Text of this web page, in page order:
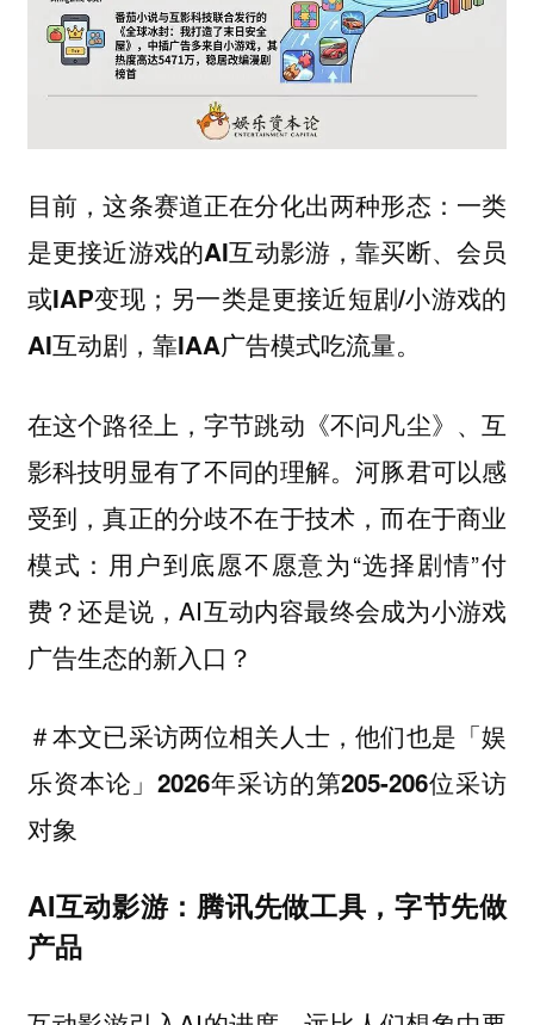
目前，这条赛道正在分化出两种形态： 一类
是更接近游戏的AI互动影游，靠买断、会员
或IAP变现；另一类是更接近短剧/小游戏的
AI互动剧，靠IAA广告模式吃流量。
在这个路径上，字节跳动《不问凡尘》、互
影科技明显有了不同的理解。河豚君可以感
受到，真正的分歧不在于技术，而在于商业
模式：用户到底愿不愿意为“选择剧情”付
费？还是说，AI互动内容最终会成为小游戏
广告生态的新入口？
＃本文已采访两位相关人士，他们也是「娱
乐资本论」2026年采访的第205-206位采访
对象
AI互动影游：腾讯先做工具，字节先做
产品